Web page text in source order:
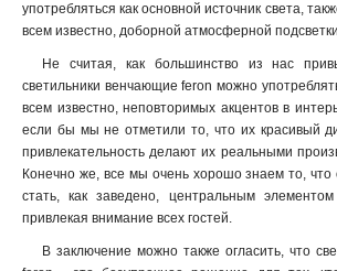
употребляться как основной источник света,
всем известно, доборной атмосферной подсветки
Не считая, как большинство из нас
светильники венчающие feron можно
всем известно, неповторимых акцентов в
если бы мы не отметили то, что их красивый
привлекательность делают их реальными
Конечно же, все мы очень хорошо знаем то, что
стать, как заведено, центральным
привлекая внимание всех гостей.
В заключение можно также огласить, что